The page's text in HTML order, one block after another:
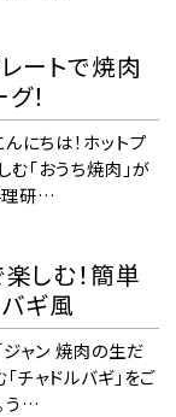
ートで焼肉
！
んにちは！ホットプ
む「おうち焼肉」が
理研…
しむ！簡単
ギ風
ジャン 焼肉の生だ
チャドルバギ」をご
う…